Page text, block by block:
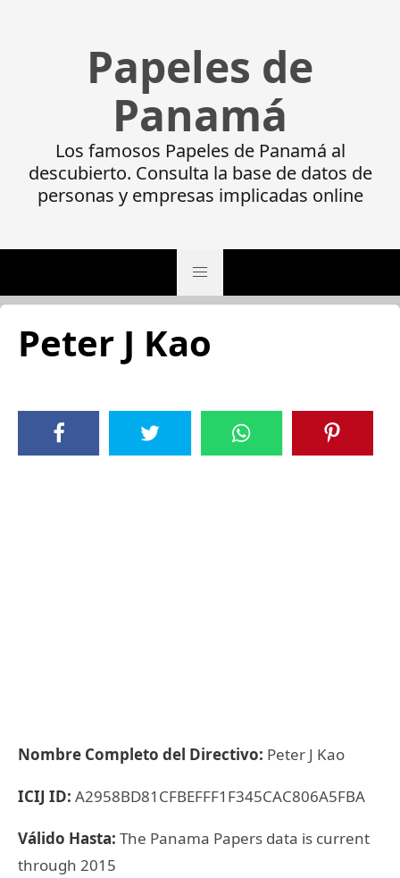
Papeles de
Panamá
Los famosos Papeles de Panamá al
descubierto. Consulta la base de datos de
personas y empresas implicadas online
Peter J Kao
Nombre Completo del Directivo: Peter J Kao
ICIJ ID: A2958BD81CFBEFFF1F345CAC806A5FBA
Válido Hasta: The Panama Papers data is current
through 2015